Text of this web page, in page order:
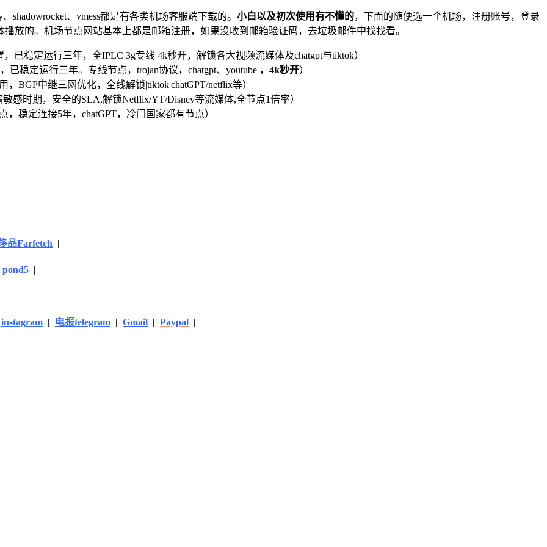
shadowrocket、vmess都是有各类机场客服端下载的。 小白以及初次使用有不懂的，下面的随便选一个机场，注册账号，登录
放的。机场节点网站基本上都是邮箱注册，如果没收到邮箱验证码，去垃圾邮件中找找看。
已稳定运行三年，全IPLC 3g专线 4k秒开，解锁各大视频流媒体及chatgpt与tiktok）
已稳定运行三年。专线节点，trojan协议，chatgpt、youtube ， 4k秒开）
，BGP中继三网优化，全线解锁|tiktok|chatGPT/netflix等）
感时期，安全的SLA,解锁Netflix/YT/Disney等流媒体,全节点1倍率）
，稳定连接5年，chatGPT，冷门国家都有节点）
品Farfetch |
pond5 |
instagram | 电报telegram | Gmail | Paypal |